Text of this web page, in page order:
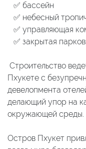
✅ бассейн
✅ небесный
✅ управляющая
✅ закрытая
Строительство
Пхукете с
девелопмента
делающий упор на
окружающей среды.
Остров Пхукет